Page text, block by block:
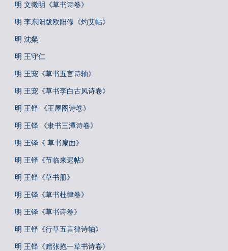
明 文徵明《草书诗卷》
明 李东阳跋欧阳修《灼艾帖》
明 沈粲
明 王守仁
明 王宠《草书五言诗轴》
明 王宠《草书李白古风诗卷》
明 王铎 《王屋图诗卷》
明 王铎 《隶书三潭诗卷》
明 王铎《 草书扇面》
明 王铎《节临来迟帖》
明 王铎《草书册》
明 王铎《草书杜律卷》
明 王铎《草书诗卷》
明 王铎《行草五言律诗轴》
明 王铎《赠张抱一草书诗卷》